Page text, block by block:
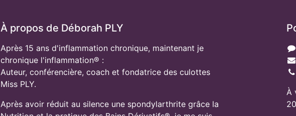
À propos de Déborah PLY
Après 15 ans d'inflammation chronique, maintenant je
chronique l'inflammation® :
Auteur, conférencière, coach et fondatrice des culottes
Miss PLY.
Après avoir réduit au silence une spondylarthrite grâce la
À